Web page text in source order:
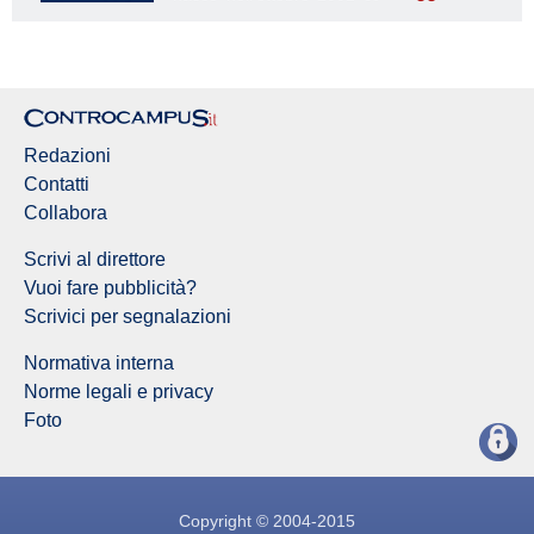
Redazioni
Contatti
Collabora
Scrivi al direttore
Vuoi fare pubblicità?
Scrivici per segnalazioni
Normativa interna
Norme legali e privacy
Foto
Copyright © 2004-2015